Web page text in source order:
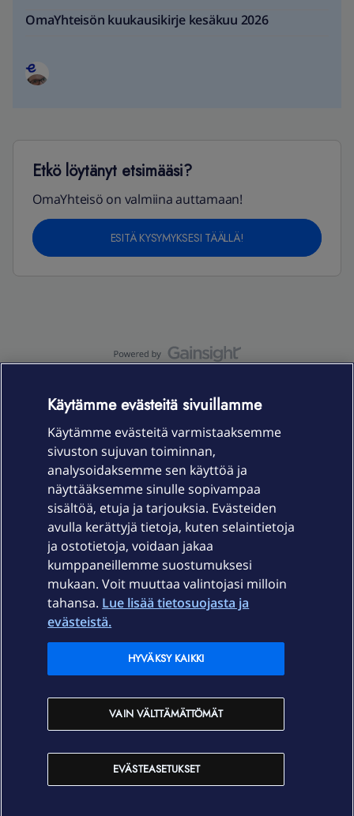
OmaYhteisön kuukausikirje kesäkuu 2026
Etkö löytänyt etsimääsi?
OmaYhteisö on valmiina auttamaan!
ESITÄ KYSYMYKSESI TÄÄLLÄ!
Laitteet & liittymät
Palvelut
Ajankohtaista
Elisa Oyj
In English
Käytämme evästeitä sivuillamme
Käytämme evästeitä varmistaaksemme
sivuston sujuvan toiminnan,
analysoidaksemme sen käyttöä ja
näyttääksemme sinulle sopivampaa
sisältöä, etuja ja tarjouksia. Evästeiden
avulla kerättyjä tietoja, kuten selaintietoja
ja ostotietoja, voidaan jakaa
kumppaneillemme suostumuksesi
mukaan. Voit muuttaa valintojasi milloin
tahansa. Lue lisää tietosuojasta ja
evästeistä.
EVÄSTEASETUKSET
VAIN VÄLTTÄMÄTTÖMÄT
HYVÄKSY KAIKKI